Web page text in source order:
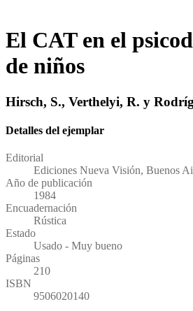
El CAT en el
de niños
Hirsch, S., Verthelyi, R. y
Detalles del ejemplar
Editorial
Ediciones Nueva Visión, Buenos
Año de publicación
1984
Encuadernación
Rústica
Estado
Usado - Muy bueno
Páginas
210
ISBN
9506020140